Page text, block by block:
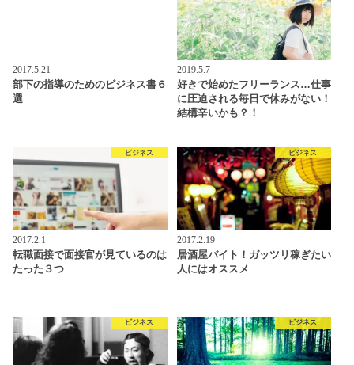
2017.5.21
部下の指導のためのビジネス書６
選
2019.5.7
好きで始めたフリーランス…仕事
に圧迫される毎日で休みがない！
結構辛いかも？！
ビジネス
2017.2.1
転職面接で面接官が見ているのは
たった３つ
ビジネス
2017.2.19
居酒屋バイト！ガッツリ稼ぎたい
人にはオススメ
ビジネス ビジネス